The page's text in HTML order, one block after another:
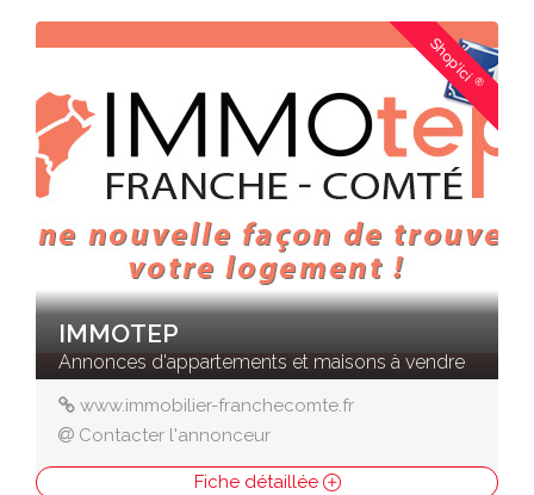
Shop'ici®
IMMOTEP
Annonces d'appartements et maisons à vendre
www.immobilier-franchecomte.fr
Contacter l'annonceur
Fiche détaillée